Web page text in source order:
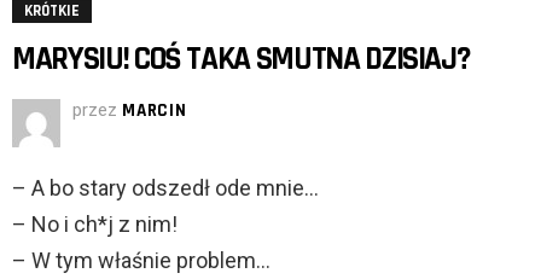
KRÓTKIE
MARYSIU! COŚ TAKA SMUTNA DZISIAJ?
przez MARCIN
– A bo stary odszedł ode mnie…
– No i ch*j z nim!
– W tym właśnie problem…